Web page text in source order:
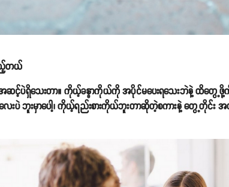
ည့်တယ်
ဆင့်ပဲရှိသေးတာ။ ကိုယ့်ခန္ဓာကိုယ်ကို အပိုင်မပေးရသေးဘဲနဲ့ ထိတွ
းလေးပဲ ဘူးမှာပေါ့၊ ကိုယ့်ရည်းစားကိုယ်ဘူးတာဆိုတဲ့စကားနဲ့ တွေ့တို